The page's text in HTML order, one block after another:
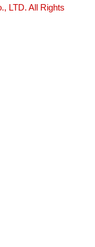
LTD. All Rights